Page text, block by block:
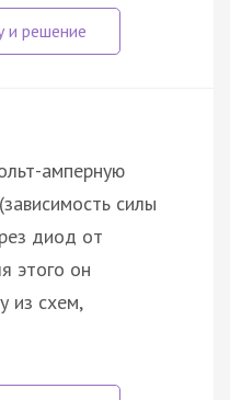
амперную
силы
диод от
этого он
из схем,